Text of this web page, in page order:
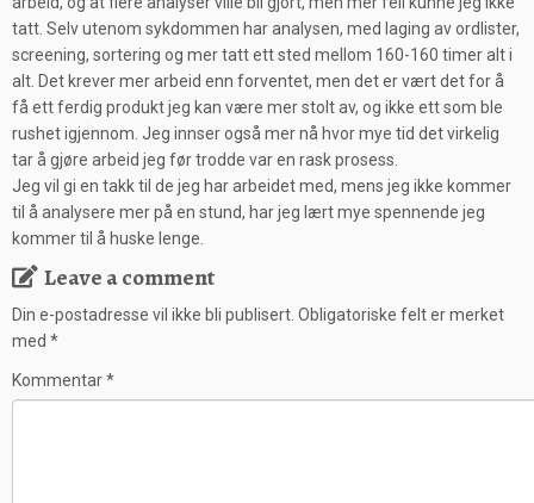
tatt. Selv utenom sykdommen har analysen, med laging av ordlister,
screening, sortering og mer tatt ett sted mellom 160-160 timer alt i
alt. Det krever mer arbeid enn forventet, men det er vært det for å
få ett ferdig produkt jeg kan være mer stolt av, og ikke ett som ble
rushet igjennom. Jeg innser også mer nå hvor mye tid det virkelig
tar å gjøre arbeid jeg før trodde var en rask prosess.
Jeg vil gi en takk til de jeg har arbeidet med, mens jeg ikke kommer
til å analysere mer på en stund, har jeg lært mye spennende jeg
kommer til å huske lenge.
Leave a comment
Din e-postadresse vil ikke bli publisert. Obligatoriske felt er merket
med *
Kommentar*